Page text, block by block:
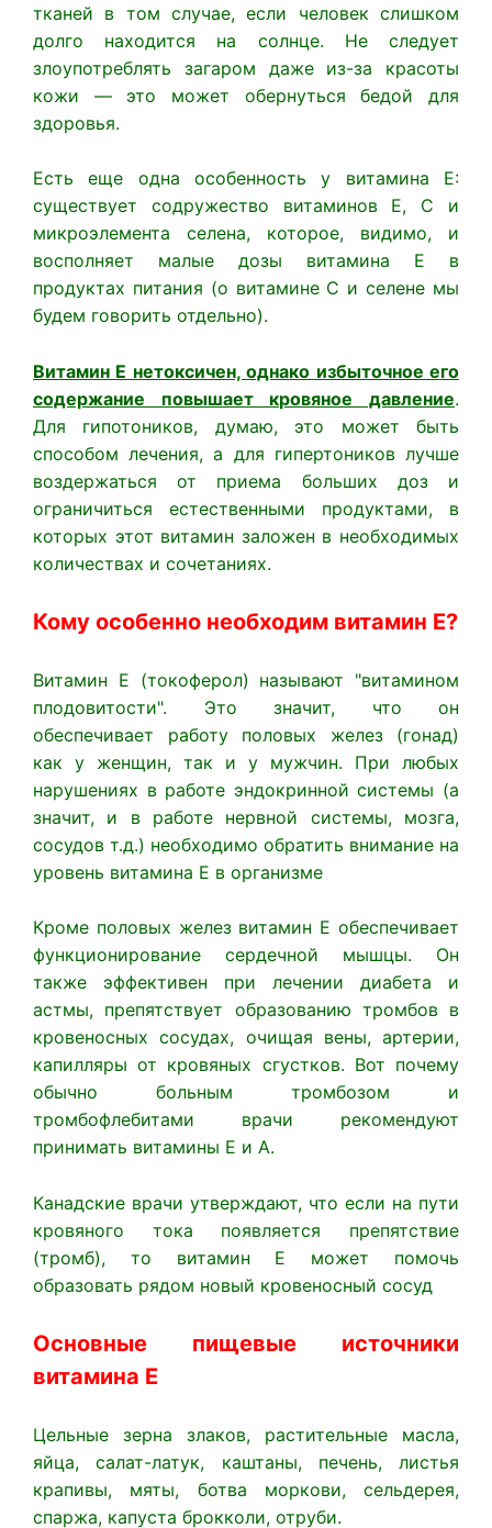
тканей в том случае, если человек слишком
долго находится на солнце. Не следует
злоупотреблять загаром даже из-за красоты
кожи — это может обернуться бедой для
здоровья.
Есть еще одна особенность у витамина Е:
существует содружество витаминов Е, С и
микроэлемента селена, которое, видимо, и
восполняет малые дозы витамина Е в
продуктах питания (о витамине С и селене мы
будем говорить отдельно).
Витамин Е нетоксичен, однако избыточное его
содержание повышает кровяное давление.
Для гипотоников, думаю, это может быть
способом лечения, а для гипертоников лучше
воздержаться от приема больших доз и
ограничиться естественными продуктами, в
которых этот витамин заложен в необходимых
количествах и сочетаниях.
Кому особенно необходим витамин Е?
Витамин Е (токоферол) называют "витамином
плодовитости". Это значит, что он
обеспечивает работу половых желез (гонад)
как у женщин, так и у мужчин. При любых
нарушениях в работе эндокринной системы (а
значит, и в работе нервной системы, мозга,
сосудов т.д.) необходимо обратить внимание на
уровень витамина Е в организме
Кроме половых желез витамин Е обеспечивает
функционирование сердечной мышцы. Он
также эффективен при лечении диабета и
астмы, препятствует образованию тромбов в
кровеносных сосудах, очищая вены, артерии,
капилляры от кровяных сгустков. Вот почему
обычно больным тромбозом и
тромбофлебитами врачи рекомендуют
принимать витамины Е и А.
Канадские врачи утверждают, что если на пути
кровяного тока появляется препятствие
(тромб), то витамин Е может помочь
образовать рядом новый кровеносный сосуд
Основные пищевые источники
витамина Е
Цельные зерна злаков, растительные масла,
яйца, салат-латук, каштаны, печень, листья
крапивы, мяты, ботва моркови, сельдерея,
спаржа, капуста брокколи, отруби.